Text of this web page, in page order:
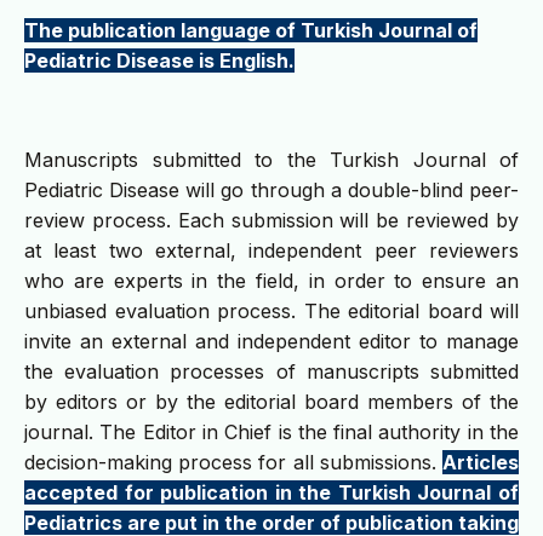
The publication language of Turkish Journal of
Pediatric Disease is English.
Manuscripts submitted to the Turkish Journal of
Pediatric Disease will go through a double-blind peer-
review process. Each submission will be reviewed by
at least two external, independent peer reviewers
who are experts in the field, in order to ensure an
unbiased evaluation process. The editorial board will
invite an external and independent editor to manage
the evaluation processes of manuscripts submitted
by editors or by the editorial board members of the
journal. The Editor in Chief is the final authority in the
decision-making process for all submissions. Articles
accepted for publication in the Turkish Journal of
Pediatrics are put in the order of publication taking